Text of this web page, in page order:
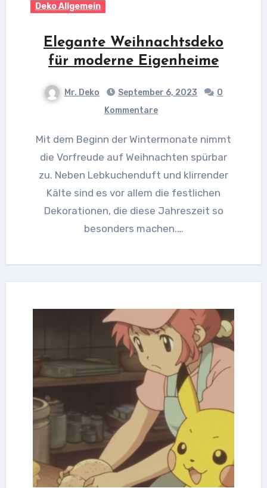
Deko Allgemein
Elegante Weihnachtsdeko
für moderne Eigenheime
Mr. Deko September 6, 2023
0
Kommentare
Mit dem Beginn der Wintermonate nimmt
die Vorfreude auf Weihnachten spürbar
zu. Neben Lebkuchenduft und klirrender
Kälte sind es vor allem die festlichen
Dekorationen, die diese Jahreszeit so
besonders machen.…